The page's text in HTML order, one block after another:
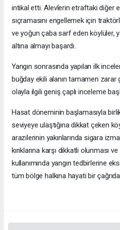
intikal etti. Alevlerin etraftaki diğer
sıçramasını engellemek için
ve yoğun çaba sarf eden köylüler,
altına almayı başardı.
Yangın sonrasında yapılan ilk
buğday ekili alanın tamamen
olayla ilgili geniş çaplı inceleme
Hasat döneminin başlamasıyla
seviyeye ulaştığına dikkat çeken
arazilerinin yakınlarında sigara
kırıklarına karşı dikkatli olunması
kullanımında yangın tedbirlerine
tüm bölge halkına hayati bir